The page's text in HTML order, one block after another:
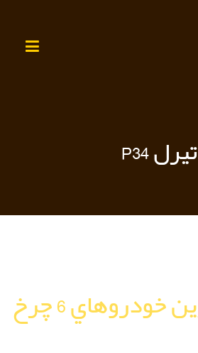
تيرل P34
فوق‌العاده‌ترين خودروهاي 6 چرخ